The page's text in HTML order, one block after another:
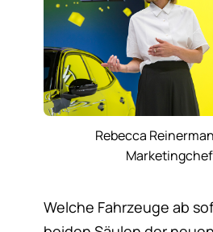
Rebecca
Welche Fahrzeuge ab